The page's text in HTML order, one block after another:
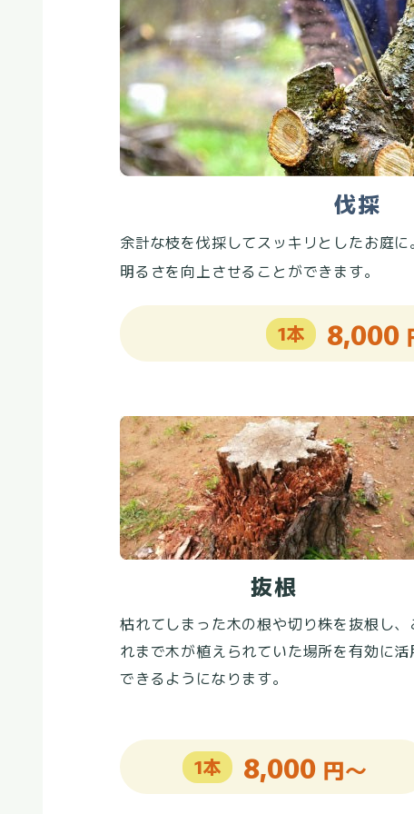
伐採
余計な枝を伐採してスッキリとしたお庭
明るさを向上させることができます。
1本 8,000
抜根
枯れてしまった木の根や切り株を抜根し、
れまで木が植えられていた場所を有効に活
できるようになります。
1本 8,000 円～